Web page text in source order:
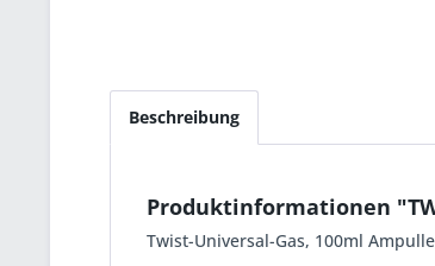
Beschreibung
Produktinformationen
Twist-Universal-Gas, 100ml